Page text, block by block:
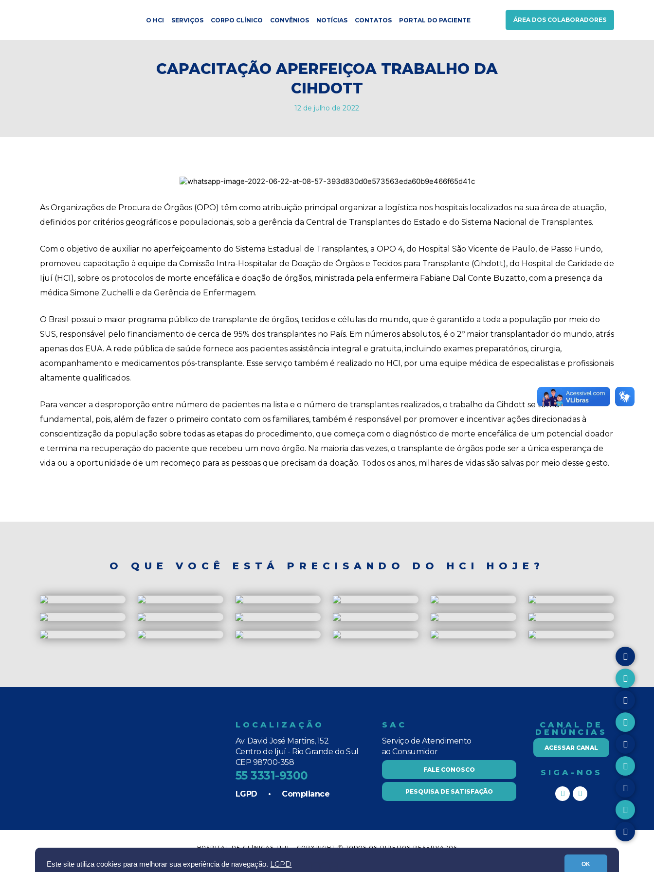
Este site utiliza cookies para melhorar sua experiência de navegação. LGPD OK
O HCI SERVIÇOS CORPO CLÍNICO CONVÊNIOS NOTÍCIAS CONTATOS PORTAL DO PACIENTE ÁREA DOS COLABORADORES
CAPACITAÇÃO APERFEIÇOA TRABALHO DA
CIHDOTT
12 de julho de 2022
As Organizações de Procura de Órgãos (OPO) têm como atribuição principal organizar a logística nos hospitais localizados na sua área de atuação,
definidos por critérios geográficos e populacionais, sob a gerência da Central de Transplantes do Estado e do Sistema Nacional de Transplantes.
Com o objetivo de auxiliar no aperfeiçoamento do Sistema Estadual de Transplantes, a OPO 4, do Hospital São Vicente de Paulo, de Passo Fundo,
promoveu capacitação à equipe da Comissão Intra-Hospitalar de Doação de Órgãos e Tecidos para Transplante (Cihdott), do Hospital de Caridade de
Ijuí (HCI), sobre os protocolos de morte encefálica e doação de órgãos, ministrada pela enfermeira Fabiane Dal Conte Buzatto, com a presença da
médica Simone Zuchelli e da Gerência de Enfermagem.
O Brasil possui o maior programa público de transplante de órgãos, tecidos e células do mundo, que é garantido a toda a população por meio do
SUS, responsável pelo financiamento de cerca de 95% dos transplantes no País. Em números absolutos, é o 2º maior transplantador do mundo, atrás
apenas dos EUA. A rede pública de saúde fornece aos pacientes assistência integral e gratuita, incluindo exames preparatórios, cirurgia,
acompanhamento e medicamentos pós-transplante. Esse serviço também é realizado no HCI, por uma equipe médica de especialistas e profissionais
altamente qualificados.
Para vencer a desproporção entre número de pacientes na lista e o número de transplantes realizados, o trabalho da Cihdott se torna
fundamental, pois, além de fazer o primeiro contato com os familiares, também é responsável por promover e incentivar ações direcionadas à
conscientização da população sobre todas as etapas do procedimento, que começa com o diagnóstico de morte encefálica de um potencial doador
e termina na recuperação do paciente que recebeu um novo órgão. Na maioria das vezes, o transplante de órgãos pode ser a única esperança de
vida ou a oportunidade de um recomeço para as pessoas que precisam da doação. Todos os anos, milhares de vidas são salvas por meio desse gesto.
O QUE VOCÊ ESTÁ PRECISANDO DO HCI HOJE?
LOCALIZAÇÃO
Av. David José Martins, 152
Centro de Ijuí - Rio Grande do Sul
CEP 98700-358
55 3331-9300
LGPD • Compliance
SAC
Serviço de Atendimento
ao Consumidor
FALE CONOSCO
PESQUISA DE SATISFAÇÃO
CANAL DE
DENÚNCIAS
ACESSAR CANAL
SIGA-NOS
HOSPITAL DE CLÍNICAS IJUI - COPYRIGHT Ⓒ TODOS OS DIREITOS RESERVADOS